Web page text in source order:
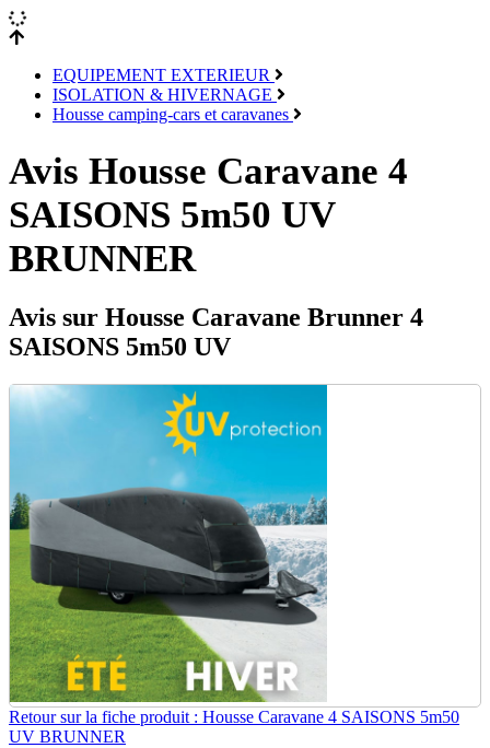
EQUIPEMENT EXTERIEUR
ISOLATION & HIVERNAGE
Housse camping-cars et caravanes
Avis Housse Caravane 4
SAISONS 5m50 UV
BRUNNER
Avis sur Housse Caravane Brunner 4
SAISONS 5m50 UV
Retour sur la fiche produit : Housse Caravane 4 SAISONS 5m50
UV BRUNNER